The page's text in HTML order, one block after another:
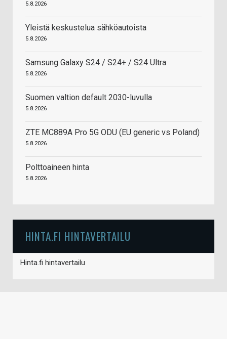
5.8.2026
Yleistä keskustelua sähköautoista
5.8.2026
Samsung Galaxy S24 / S24+ / S24 Ultra
5.8.2026
Suomen valtion default 2030-luvulla
5.8.2026
ZTE MC889A Pro 5G ODU (EU generic vs Poland)
5.8.2026
Polttoaineen hinta
5.8.2026
HINTA.FI HINTAVERTAILU
Hinta.fi hintavertailu